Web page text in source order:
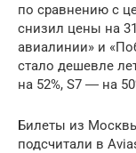
по сравнению с
снизил цены на
авиалинии» и
стало дешевле
на 52%, S7 ― на
Билеты из
подсчитали в